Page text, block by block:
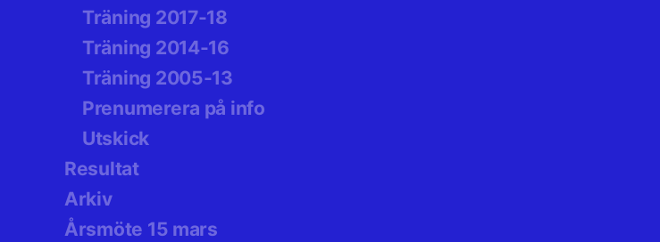
Träning 2017-18
Träning 2014-16
Träning 2005-13
Prenumerera på info
Utskick
Resultat
Arkiv
Årsmöte 15 mars